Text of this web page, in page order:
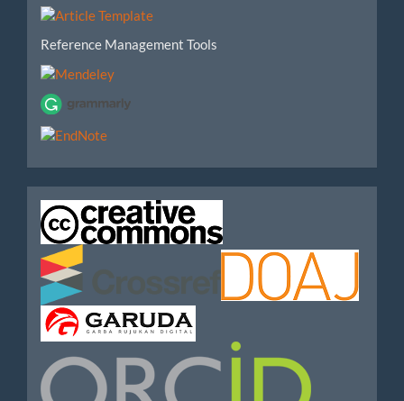
Reference Management Tools
IndexedBy